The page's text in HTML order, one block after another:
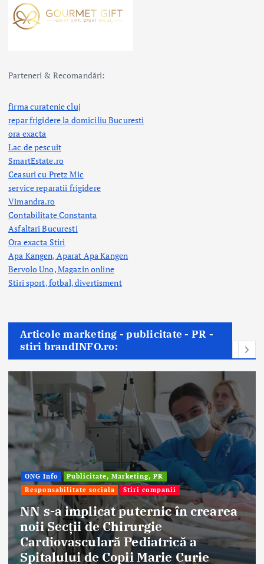
Parteneri & Recomandări:
firma curatenie cluj
repar frigidere la domiciliu Bucuresti
ora exacta
Lac de pescuit
SmartEstate.ro
Ceasuri cu Pretz Mic
service reparatii frigidere
Vimandra.ro
Contabilitate Constanta
Asfaltari Bucuresti
Ora exacta Stiri
Apa Kangen, Aparat Apa Kangen
Bervolo Uno, Magazin online
Stiri sport, fotbal,divertisment
Articole marketing - publicitate - PR -
stiri brandINFO.ro:
ONG Info
Publicitate, Marketing, PR
Responsabilitate sociala
Stiri companii
NN s-a implicat puternic în crearea
noii Secții de Chirurgie
Cardiovasculară Pediatrică a
Spitalului de Copii Marie Curie